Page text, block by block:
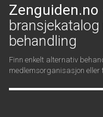
Zenguiden.no
behandling
Finn enkelt alternativ
medlemsorganisasjon eller